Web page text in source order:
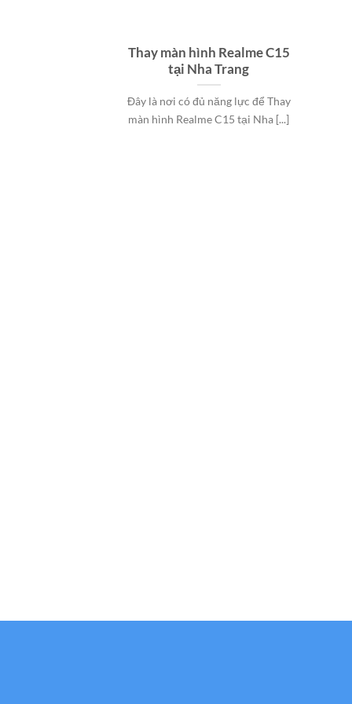
Thay màn hình Realme C15
tại Nha Trang
Đây là nơi có đủ năng lực để Thay
màn hình Realme C15 tại Nha [...]